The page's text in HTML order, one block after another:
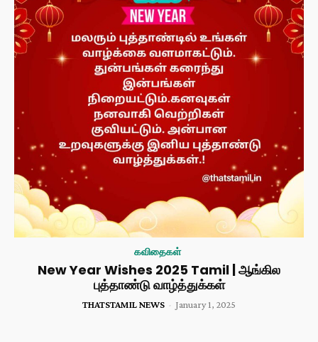
கவிதைகள்
New Year Wishes 2025 Tamil | ஆங்கில
புத்தாண்டு வாழ்த்துக்கள்
THATSTAMIL NEWS - January 1, 2025